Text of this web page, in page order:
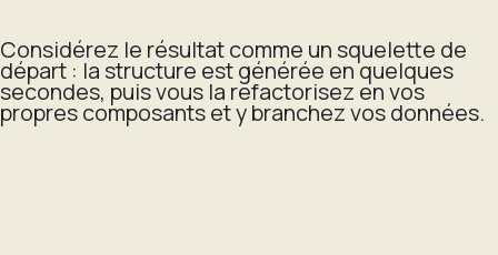
Considérez le résultat comme un squelette de
départ : la structure est générée en quelques
secondes, puis vous la refactorisez en vos
propres composants et y branchez vos données.